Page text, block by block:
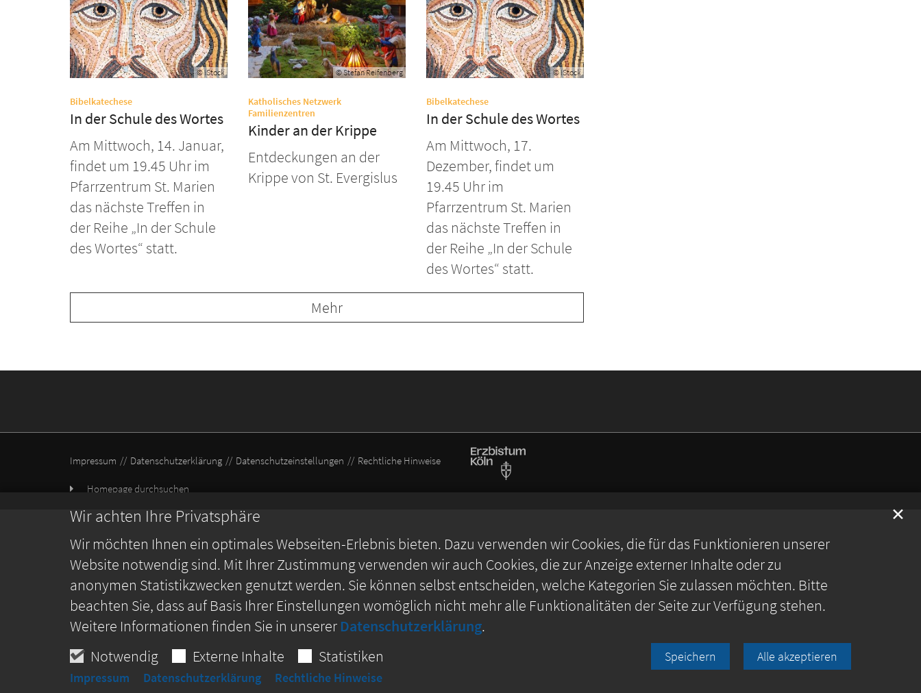
Wir achten Ihre Privatsphäre
Wir möchten Ihnen ein optimales Webseiten-Erlebnis bieten. Dazu verwenden wir Cookies, die für das Funktionieren unserer
Website notwendig sind. Mit Ihrer Zustimmung verwenden wir auch Cookies, die zur Anzeige externer Inhalte oder zu
anonymen Statistikzwecken genutzt werden. Sie können selbst entscheiden, welche Kategorien Sie zulassen möchten. Bitte
beachten Sie, dass auf Basis Ihrer Einstellungen womöglich nicht mehr alle Funktionalitäten der Seite zur Verfügung stehen.
Weitere Informationen finden Sie in unserer Datenschutzerklärung.
Notwendig
Externe Inhalte Statistiken Speichern Alle akzeptieren
✕
Impressum Datenschutzerklärung Rechtliche Hinweise
© iStock
Bibelkatechese:
In der Schule des Wortes
Am Mittwoch, 14. Januar,
findet um 19.45 Uhr im
Pfarrzentrum St. Marien
das nächste Treffen in
der Reihe „In der Schule
des Wortes“ statt.
© Stefan Reifenberg
Katholisches Netzwerk
Familienzentren:
Kinder an der Krippe
Entdeckungen an der
Krippe von St. Evergislus
© iStock
Bibelkatechese:
In der Schule des Wortes
Am Mittwoch, 17.
Dezember, findet um
19.45 Uhr im
Pfarrzentrum St. Marien
das nächste Treffen in
der Reihe „In der Schule
des Wortes“ statt.
Mehr
Impressum Datenschutzerklärung Datenschutzeinstellungen Rechtliche Hinweise
Homepage durchsuchen